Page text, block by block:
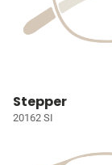
Stepper
20162 SI